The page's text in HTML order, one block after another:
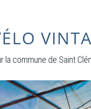
la commune de Saint